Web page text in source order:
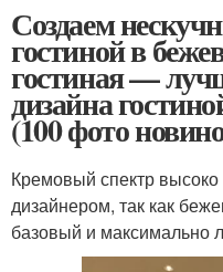
Создаем
гостиной в
гостиная —
дизайна
(100 фото
Кремовый спектр
дизайнером, так как
базовый и максимально